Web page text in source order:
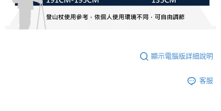
顯示電腦版詳細說明
客服